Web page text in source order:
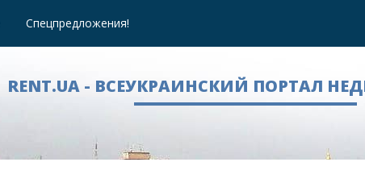
Спецпредложения!
RENT.UA - ВСЕУКРАИНСКИЙ ПОРТАЛ